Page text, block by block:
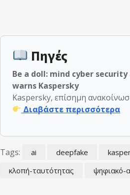
Πηγές
Be a doll: mind cyber
warns Kaspersky
Kaspersky, επίσημη
Διαβάστε περισσότερα
Tags: ai deepfake
κλοπή-ταυτότητας
ψηφιακό-